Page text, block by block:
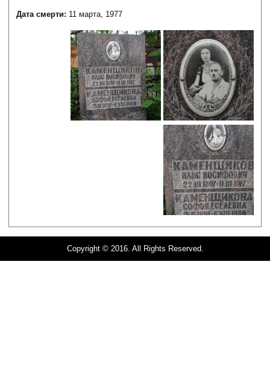
Дата смерти: 11 марта, 1977
Copyright © 2016. All Rights Reserved.